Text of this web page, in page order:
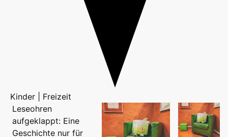
Kinder | Freizeit
Leseohren
aufgeklappt: Eine
Geschichte nur für